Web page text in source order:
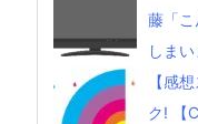
藤「こ
しまい
【感
ク! 【